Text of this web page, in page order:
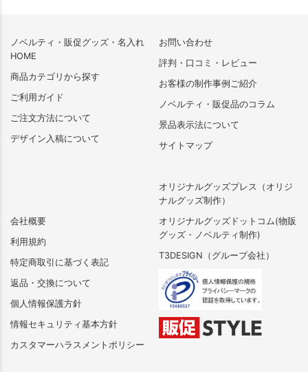
ノベルティ・販促グッズ・名入れ
HOME
商品カテゴリから探す
ご利用ガイド
ご注文方法について
デザイン入稿について
会社概要
利用規約
特定商取引に基づく表記
返品・交換について
個人情報保護方針
情報セキュリティ基本方針
カスタマーハラスメントポリシー
お問い合わせ
評判・口コミ・レビュー
お客様の制作事例ご紹介
ノベルティ・販促品のコラム
景品表示法について
サイトマップ
オリジナルグッズプレス（オリジ
ナルグッズ制作）
オリジナルグッズドットコム(物販
グッズ・ノベルティ制作)
T3DESIGN（グループ会社）